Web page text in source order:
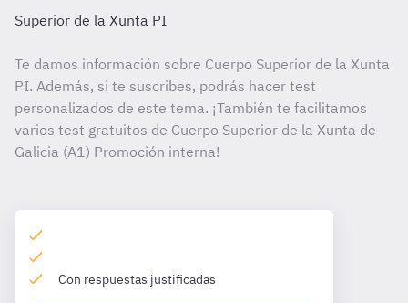
Superior de la Xunta PI
Te damos información sobre Cuerpo Superior de la Xunta
PI. Además, si te suscribes, podrás hacer test
personalizados de este tema. ¡También te facilitamos
varios test gratuitos de Cuerpo Superior de la Xunta de
Galicia (A1) Promoción interna!
Con respuestas justificadas